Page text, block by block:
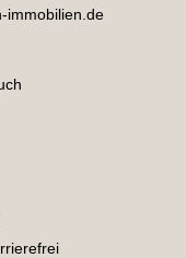
immobilien.de